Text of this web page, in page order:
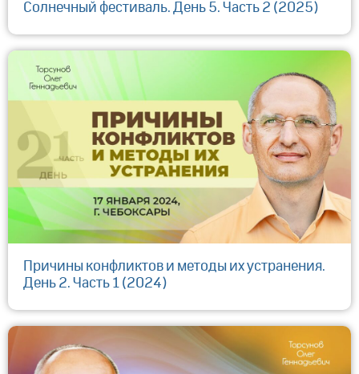
Солнечный фестиваль. День 5. Часть 2 (2025)
Причины конфликтов и методы их устранения.
День 2. Часть 1 (2024)